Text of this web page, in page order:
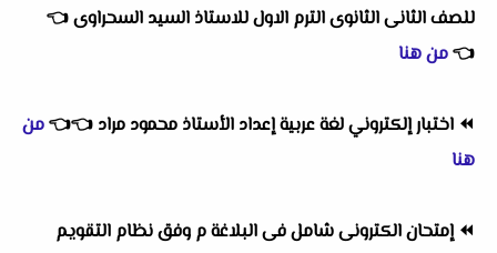
للصف الثانى الثانوى الترم الاول للاستاذ السيد السحراوى👈
👈من هنا
⏪ اختبار إلكتروني لغة عربية إعداد الأستاذ محمود مراد 👈
👈من
هنا
⏪إمتحان الكترونى شامل فى البلاغة م وفق نظام التقويم